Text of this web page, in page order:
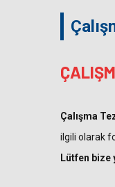
Çalışma
ilgili olarak
Lütfen bize